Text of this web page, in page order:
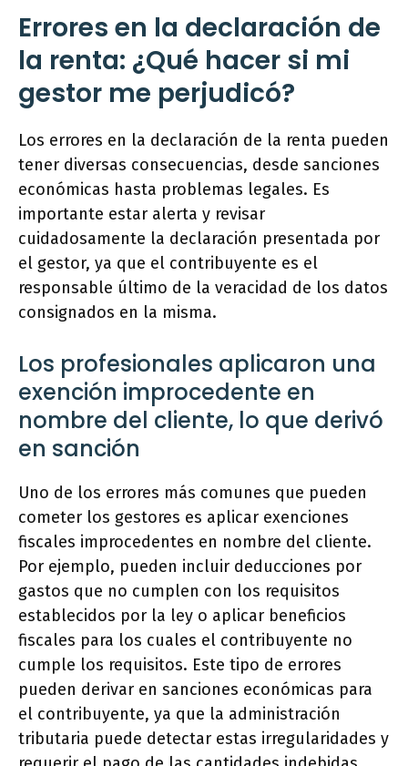
Errores en la declaración de
la renta: ¿Qué hacer si mi
gestor me perjudicó?
Los errores en la declaración de la renta pueden
tener diversas consecuencias, desde sanciones
económicas hasta problemas legales. Es
importante estar alerta y revisar
cuidadosamente la declaración presentada por
el gestor, ya que el contribuyente es el
responsable último de la veracidad de los datos
consignados en la misma.
Los profesionales aplicaron una
exención improcedente en
nombre del cliente, lo que derivó
en sanción
Uno de los errores más comunes que pueden
cometer los gestores es aplicar exenciones
fiscales improcedentes en nombre del cliente.
Por ejemplo, pueden incluir deducciones por
gastos que no cumplen con los requisitos
establecidos por la ley o aplicar beneficios
fiscales para los cuales el contribuyente no
cumple los requisitos. Este tipo de errores
pueden derivar en sanciones económicas para
el contribuyente, ya que la administración
tributaria puede detectar estas irregularidades y